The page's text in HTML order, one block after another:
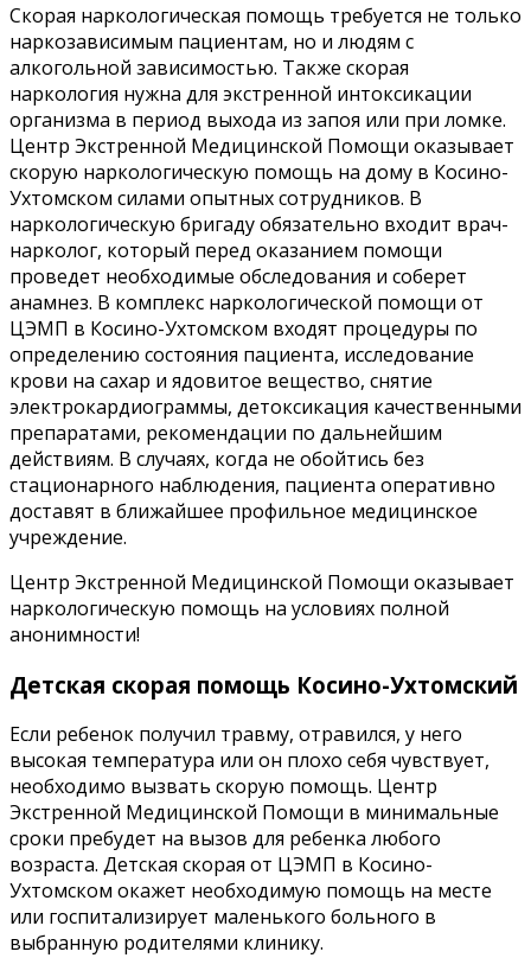
Скорая наркологическая помощь требуется не только
наркозависимым пациентам, но и людям с
алкогольной зависимостью. Также скорая
наркология нужна для экстренной интоксикации
организма в период выхода из запоя или при ломке.
Центр Экстренной Медицинской Помощи оказывает
скорую наркологическую помощь на дому в Косино-
Ухтомском силами опытных сотрудников. В
наркологическую бригаду обязательно входит врач-
нарколог, который перед оказанием помощи
проведет необходимые обследования и соберет
анамнез. В комплекс наркологической помощи от
ЦЭМП в Косино-Ухтомском входят процедуры по
определению состояния пациента, исследование
крови на сахар и ядовитое вещество, снятие
электрокардиограммы, детоксикация качественными
препаратами, рекомендации по дальнейшим
действиям. В случаях, когда не обойтись без
стационарного наблюдения, пациента оперативно
доставят в ближайшее профильное медицинское
учреждение.
Центр Экстренной Медицинской Помощи оказывает
наркологическую помощь на условиях полной
анонимности!
Детская скорая помощь Косино-Ухтомский
Если ребенок получил травму, отравился, у него
высокая температура или он плохо себя чувствует,
необходимо вызвать скорую помощь. Центр
Экстренной Медицинской Помощи в минимальные
сроки пребудет на вызов для ребенка любого
возраста. Детская скорая от ЦЭМП в Косино-
Ухтомском окажет необходимую помощь на месте
или госпитализирует маленького больного в
выбранную родителями клинику.